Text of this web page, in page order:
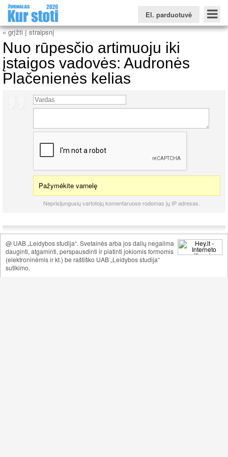
El. parduotuvė
Konkursinio balo skaičiuoklė Žurnalas KUR STOTI
Universitetų sritis
Kolegijų sritis
Profesinių mokyklų sritis
« grįžti į straipsnį
Nuo rūpesčio artimuoju iki
įstaigos vadovės: Audronės
Plačenienės kelias
Pažymėkite varnelę
Neprisijungusių vartotojų komentaruose rodomas jų IP adresas.
@ UAB „Leidybos studija“. Svetainės arba jos dalių negalima
dauginti, atgaminti, perspausdinti ir platinti jokiomis formomis
(elektroninėmis ir kt.) be raštiško UAB „Leidybos studija“
sutikimo.